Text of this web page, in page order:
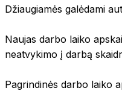
Dalių ataskaitos
Pagalbiniai įrankiai
Juridinių asmenų
Markių ir modelių
Profesionalus automobilių
Džiaugiamės galėdami
Naujas darbo laiko
neatvykimo į darbą
Pagrindinės darbo laiko